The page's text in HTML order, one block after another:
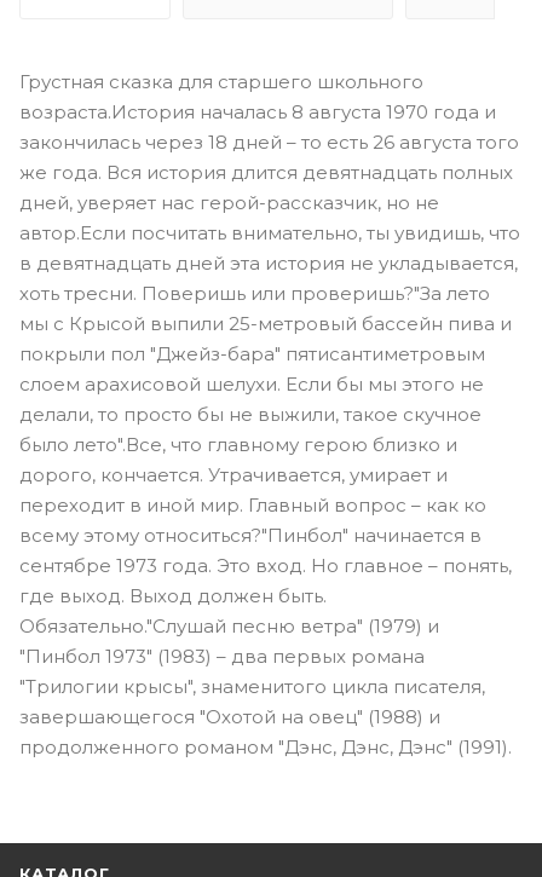
Грустная сказка для старшего школьного
возраста.История началась 8 августа 1970 года и
закончилась через 18 дней – то есть 26 августа того
же года. Вся история длится девятнадцать полных
дней, уверяет нас герой-рассказчик, но не
автор.Если посчитать внимательно, ты увидишь, что
в девятнадцать дней эта история не укладывается,
хоть тресни. Поверишь или проверишь?"За лето
мы с Крысой выпили 25-метровый бассейн пива и
покрыли пол "Джейз-бара" пятисантиметровым
слоем арахисовой шелухи. Если бы мы этого не
делали, то просто бы не выжили, такое скучное
было лето".Все, что главному герою близко и
дорого, кончается. Утрачивается, умирает и
переходит в иной мир. Главный вопрос – как ко
всему этому относиться?"Пинбол" начинается в
сентябре 1973 года. Это вход. Но главное – понять,
где выход. Выход должен быть.
Обязательно."Слушай песню ветра" (1979) и
"Пинбол 1973" (1983) – два первых романа
"Трилогии крысы", знаменитого цикла писателя,
завершающегося "Охотой на овец" (1988) и
продолженного романом "Дэнс, Дэнс, Дэнс" (1991).
КАТАЛОГ